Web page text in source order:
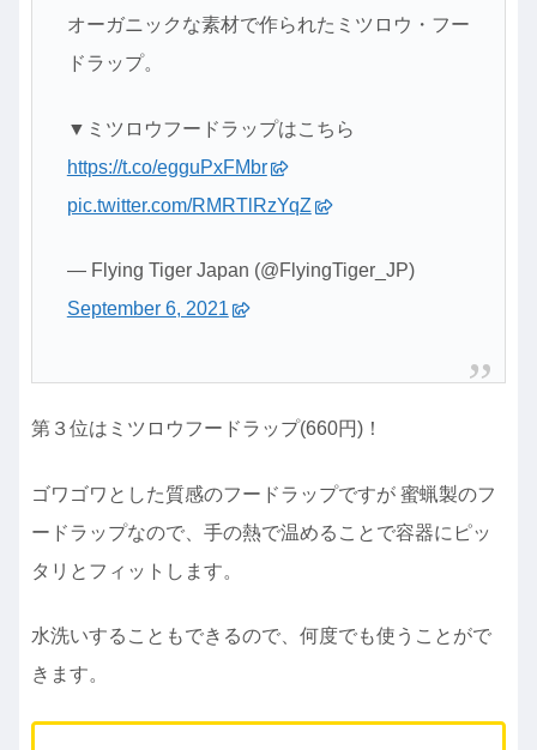
オーガニックな素材で作られたミツロウ・フー
ドラップ。
▼ミツロウフードラップはこちら
https://t.co/egguPxFMbr
pic.twitter.com/RMRTlRzYqZ
— Flying Tiger Japan (@FlyingTiger_JP)
September 6, 2021
第３位はミツロウフードラップ(660円)！
ゴワゴワとした質感のフードラップですが 蜜蝋製のフ
ードラップなので、手の熱で温めることで容器にピッ
タリとフィットします。
水洗いすることもできるので、何度でも使うことがで
きます。